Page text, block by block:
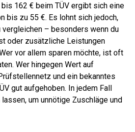
162 € beim TÜV ergibt sich eine
bis zu 55 €. Es lohnt sich jedoch,
– besonders wenn du
oder zusätzliche Leistungen
vor allem sparen möchte, ist oft
Wer hingegen Wert auf
und ein bekanntes
gut aufgehoben. In jedem Fall
um unnötige Zuschläge und